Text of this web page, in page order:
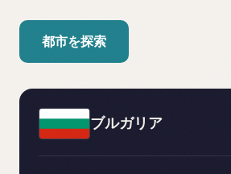
都市を探索
ブルガリア